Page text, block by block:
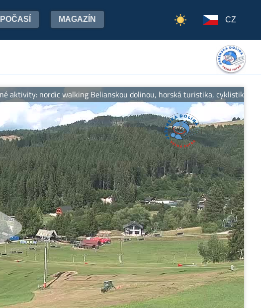
POČASÍ MAGAZÍN CZ
nordic walking Belianskou dolinou, horská turistika, cyklistika. Viac